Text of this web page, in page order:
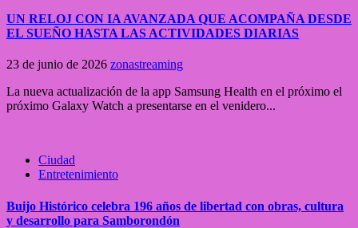
UN RELOJ CON IA AVANZADA QUE ACOMPAÑA DESDE
EL SUEÑO HASTA LAS ACTIVIDADES DIARIAS
23 de junio de 2026 zonastreaming
La nueva actualización de la app Samsung Health en el próximo el
próximo Galaxy Watch a presentarse en el venidero...
Ciudad
Entretenimiento
Buijo Histórico celebra 196 años de libertad con obras, cultura
y desarrollo para Samborondón